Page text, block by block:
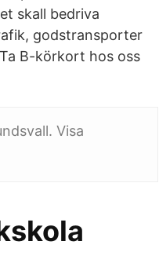
skall bedriva
godstransporter
B-körkort hos oss
Visa